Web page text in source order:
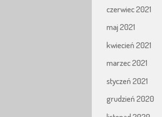
czerwiec 2021
maj 2021
kwiecień 2021
marzec 2021
styczeń 2021
grudzień 2020